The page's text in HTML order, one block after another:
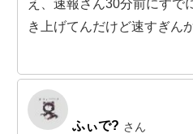
え、速報さん30分前にすで
き上げてんだけど速すぎん
ふぃで? さん